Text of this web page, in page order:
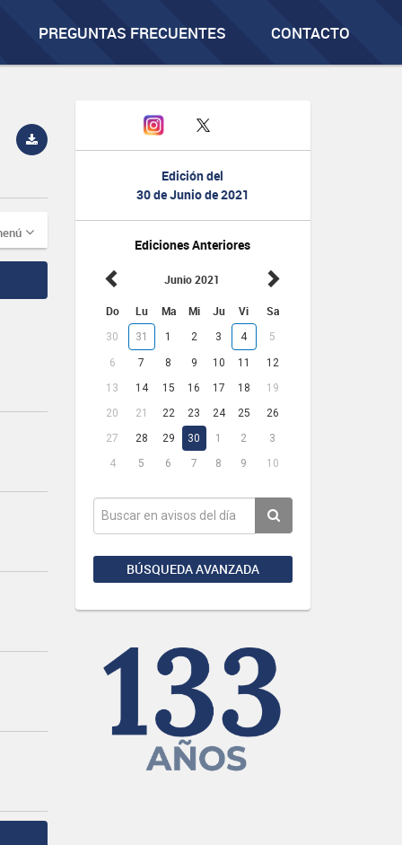
PREGUNTAS FRECUENTES CONTACTO
Edición del
30 de Junio de 2021
Ediciones Anteriores
Junio 2021
Do Lu Ma Mi Ju Vi Sa
30 31 1 2 3 4 5
6 7 8 9 10 11
12
13
14 15 16 17 18
19
20
21 22 23 24 25
26
27
28 29 30 1 2
3
4
5 6 7 8 9 10
BÚSQUEDA AVANZADA